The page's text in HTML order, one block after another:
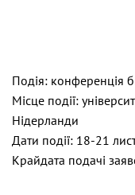
Подія: конференція
Місце події:
Нідерланди
Дати події: 18-21
Крайдата подачі